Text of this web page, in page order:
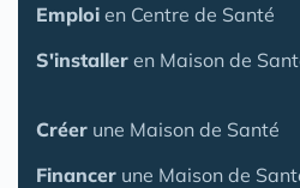
Emploi en Centre de Santé
S'installer en Maison de
Créer une Maison de Santé
Financer une Maison de